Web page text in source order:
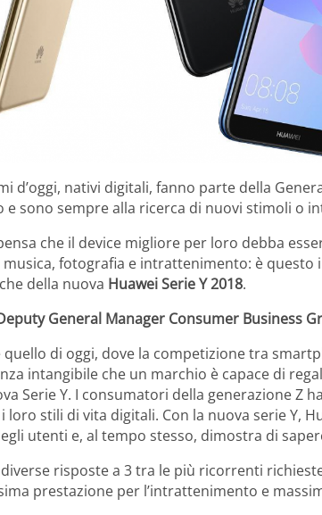
d’oggi, nativi digitali, fanno parte della
sono sempre alla ricerca di nuovi stimoli o
che il device migliore per loro debba
musica, fotografia e intrattenimento: è questo
della nuova Huawei Serie Y 2018.
General Manager Consumer Business
di oggi, dove la competizione tra
intangibile che un marchio è capace di
Serie Y. I consumatori della generazione Z
loro stili di vita digitali. Con la nuova serie Y,
utenti e, al tempo stesso, dimostra di
risposte a 3 tra le più ricorrenti
prestazione per l’intrattenimento e